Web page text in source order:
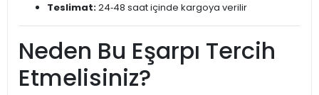
Teslimat:24‑48 saat içinde kargoya verilir
Neden Bu Eşarpı Tercih
Etmelisiniz?